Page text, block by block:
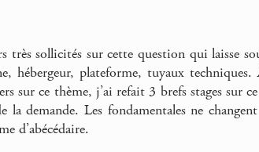
très sollicités sur cette question qui laisse
hébergeur, plateforme, tuyaux
sur ce thème, j’ai refait 3 brefs stages
la demande. Les fondamentales ne
d’abécédaire.